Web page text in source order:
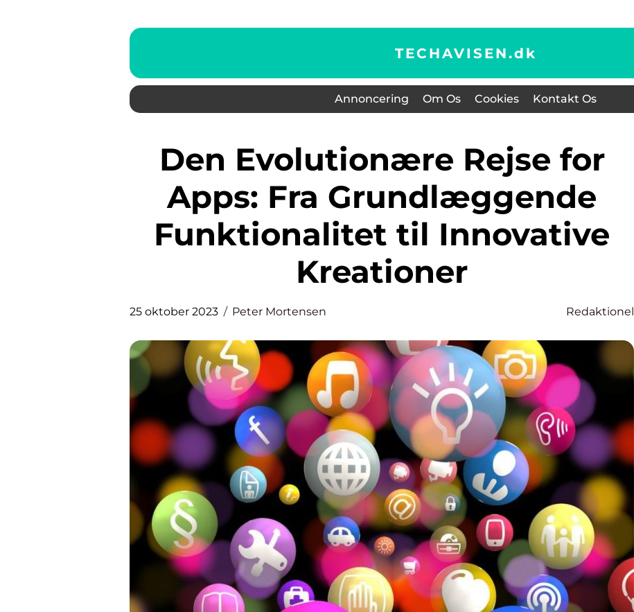
TECHAVISEN.dk
Annoncering Om Os Cookies Kontakt Os
Den Evolutionære Rejse for
Apps: Fra Grundlæggende
Funktionalitet til Innovative
Kreationer
25 oktober 2023 Peter Mortensen Redaktionel